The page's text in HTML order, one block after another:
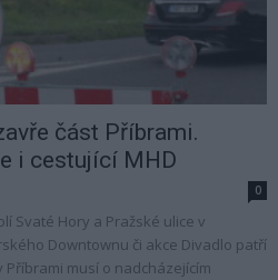
část Příbrami.
i cestující MHD
0
Svaté Hory a Pražské ulice v
Downtownu či akce Divadlo patří
Příbrami musí o nadcházejícím